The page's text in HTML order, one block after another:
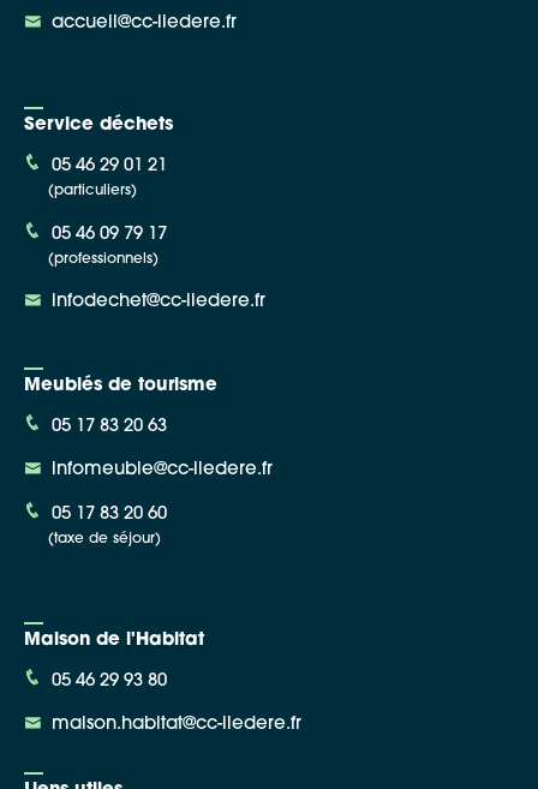
accueil@cc-iledere.fr
Service déchets
05 46 29 01 21
(particuliers)
05 46 09 79 17
(professionnels)
infodechet@cc-iledere.fr
Meublés de tourisme
05 17 83 20 63
infomeuble@cc-iledere.fr
05 17 83 20 60
(taxe de séjour)
Maison de l'Habitat
05 46 29 93 80
maison.habitat@cc-iledere.fr